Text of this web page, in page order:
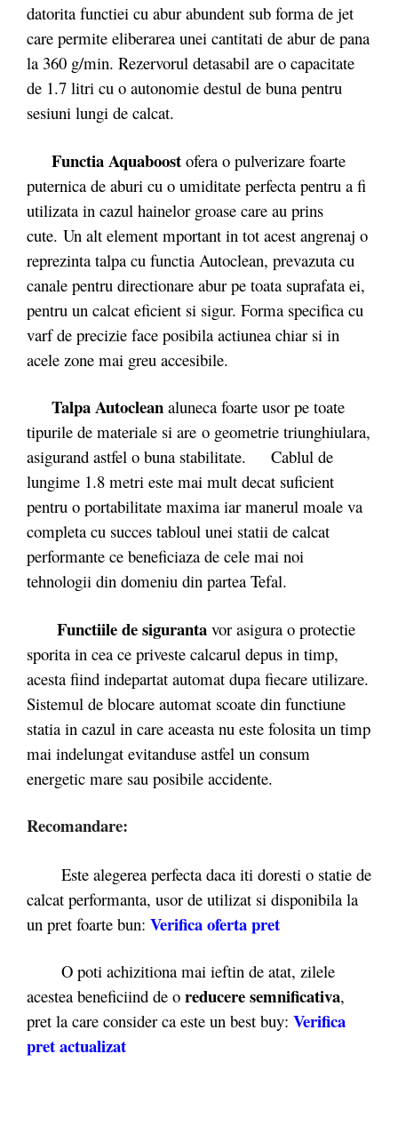
datorita functiei cu abur abundent sub forma de jet
care permite eliberarea unei cantitati de abur de pana
la 360 g/min. Rezervorul detasabil are o capacitate
de 1.7 litri cu o autonomie destul de buna pentru
sesiuni lungi de calcat.
Functia Aquaboost ofera o pulverizare foarte
puternica de aburi cu o umiditate perfecta pentru a fi
utilizata in cazul hainelor groase care au prins
cute. Un alt element mportant in tot acest angrenaj o
reprezinta talpa cu functia Autoclean, prevazuta cu
canale pentru directionare abur pe toata suprafata ei,
pentru un calcat eficient si sigur. Forma specifica cu
varf de precizie face posibila actiunea chiar si in
acele zone mai greu accesibile.
Talpa Autoclean aluneca foarte usor pe toate
tipurile de materiale si are o geometrie triunghiulara,
asigurand astfel o buna stabilitate. Cablul de
lungime 1.8 metri este mai mult decat suficient
pentru o portabilitate maxima iar manerul moale va
completa cu succes tabloul unei statii de calcat
performante ce beneficiaza de cele mai noi
tehnologii din domeniu din partea Tefal.
Functiile de siguranta vor asigura o protectie
sporita in cea ce priveste calcarul depus in timp,
acesta fiind indepartat automat dupa fiecare utilizare.
Sistemul de blocare automat scoate din functiune
statia in cazul in care aceasta nu este folosita un timp
mai indelungat evitanduse astfel un consum
energetic mare sau posibile accidente.
Recomandare:
Este alegerea perfecta daca iti doresti o statie de
calcat performanta, usor de utilizat si disponibila la
un pret foarte bun: Verifica oferta pret
O poti achizitiona mai ieftin de atat, zilele
acestea beneficiind de o reducere semnificativa,
pret la care consider ca este un best buy: Verifica
pret actualizat